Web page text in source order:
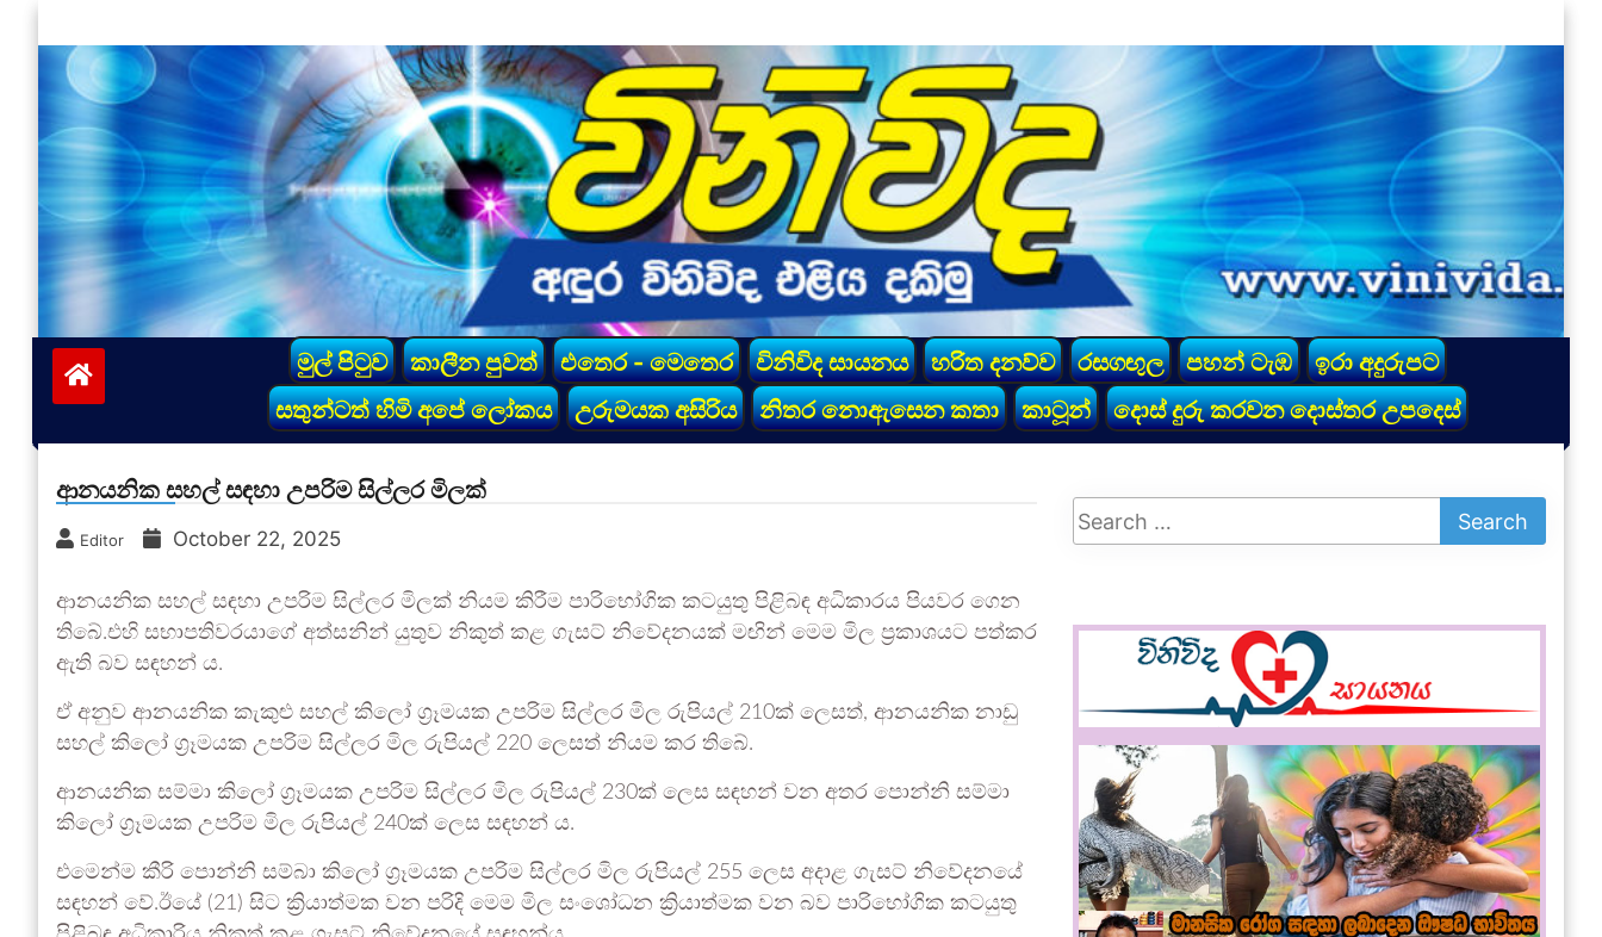
to
content
vinivida.lk
මුල් පිටුව කාලීන පුවත් එතෙර - මෙතෙර විනිවිද සායනය හරිත දනව්ව රසගඟුල පහන් ටැඹ
ඉරා අදුරුපට
සතුන්ටත් හිමි අපේ ලෝකය
උරුමයක අසිරිය නිතර නොඇසෙන කතා කාටූන් දොස් දුරු කරවන දොස්තර උපදෙස්
ආනයනික සහල් සඳහා උපරිම සිල්ලර මිලක්
Editor October 22, 2025
ආනයනික සහල් සඳහා උපරිම සිල්ලර මිලක් නියම කිරීම පාරිභෝගික කටයුතු පිළිබඳ අධිකාරය පියවර ගෙන
තිබේ.එහි සභාපතිවරයාගේ අත්සනින් යුතුව නිකුත් කළ ගැසට් නිවේදනයක් මඟින් මෙම මිල ප්‍රකාශයට පත්කර
ඇති බව සඳහන් ය.
ඒ අනුව ආනයනික කැකුළු සහල් කිලෝ ග්‍රෑමයක උපරිම සිල්ලර මිල රුපියල් 210ක් ලෙසත්, ආනයනික නාඩු
සහල් කිලෝ ග්‍රෑමයක උපරිම සිල්ලර මිල රුපියල් 220 ලෙසත් නියම කර තිබේ.
ආනයනික සම්මා කිලෝ ග්‍රෑමයක උපරිම සිල්ලර මිල රුපියල් 230ක් ලෙස සඳහන් වන අතර පොන්නි සම්මා
කිලෝ ග්‍රෑමයක උපරිම මිල රුපියල් 240ක් ලෙස සඳහන් ය.
එමෙන්ම කීරි පොන්නි සම්බා කිලෝ ග්‍රෑමයක උපරිම සිල්ලර මිල රුපියල් 255 ලෙස අදාළ ගැසට් නිවේදනයේ
සඳහන් වේ.ඊයේ (21) සිට ක්‍රියාත්මක වන පරිදි මෙම මිල සංශෝධන ක්‍රියාත්මක වන බව පාරිභෝගික කටයුතු